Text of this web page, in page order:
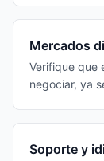
Mercados
Verifique que
negociar, ya
Soporte y